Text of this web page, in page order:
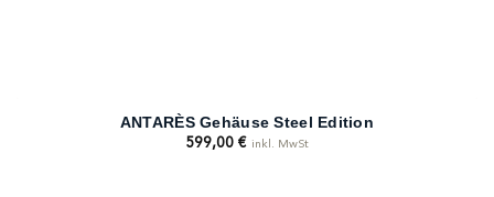
ANTARÈS Gehäuse Steel Edition
599,00 € inkl. MwSt